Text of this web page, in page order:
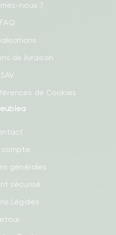
nous ?
FAQ
de livraison
SAV
de Cookies
compte
générales
sécurisé
Légales